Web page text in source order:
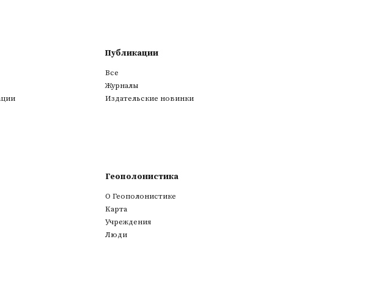
Публикации
Все
Журналы
Издательские новинки
Геополонистика
О Геополонистике
Kарта
Учреждения
Люди